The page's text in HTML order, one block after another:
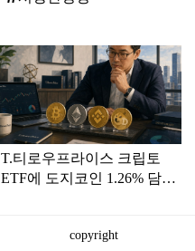
T.티로우프라이스 크립토
ETF에 도지코인 1.26% 담겼
copyright